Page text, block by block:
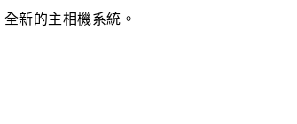
新的主相機系統。